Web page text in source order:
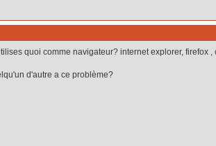
quoi comme navigateur? internet explorer, firefox ,
d'autre a ce problème?